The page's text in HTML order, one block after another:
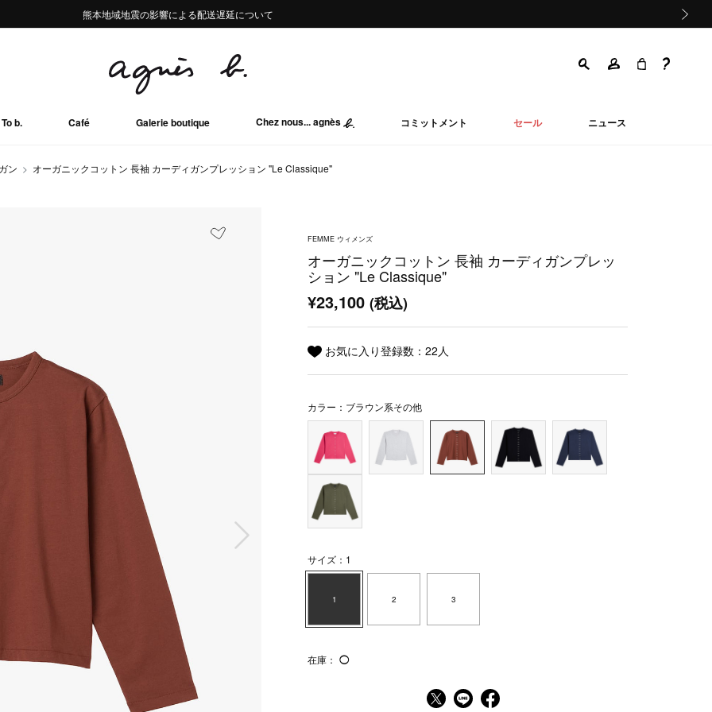
熊本地域地震の影響による配送遅延について
Summer Sale 2buy10%OFF!!
熊本地域地震の影響による配送遅延について
Summer Sale 2buy10%OFF!!
To b. Café Galerie boutique Chez nous... agnès コミットメント セール ニュース
ン オーガニックコットン 長袖 カーディガンプレッション "Le Classique"
FEMME ウィメンズ
オーガニックコットン 長袖 カーディガンプレッ
ション "Le Classique"
¥23,100(税込)
お気に入り登録数：22人
カラー：ブラウン系その他
サイズ：1
1 2 3
在庫： ◯